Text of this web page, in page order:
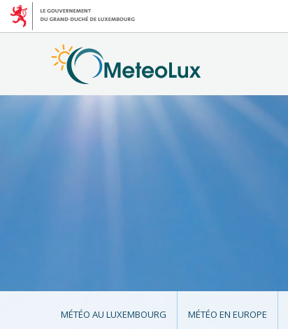
MÉTÉO AU LUXEMBOURG MÉTÉO EN EUROPE